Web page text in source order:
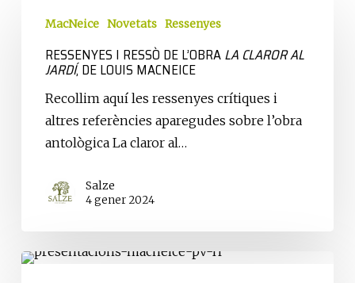
ressò
l’obra
MacNeice Novetats Ressenyes
RESSENYES I RESSÒ DE L’OBRALA CLAROR AL
JARDÍ, DE LOUIS MACNEICE
Recollim aquí les ressenyes crítiques i
altres referències aparegudes sobre l’obra
antològica La claror al…
Salze
4 gener 2024
Presentacions